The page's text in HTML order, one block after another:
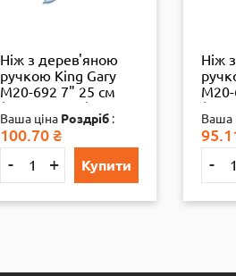
Ніж з дерев'яною
ручкою King Gary
M20-692 7" 25 см
(150+100 мм), бл.,
1/12
Ваша ціна Роздріб :
100.70 ₴
- + Купити
Ніж
1/12
Ваша
-